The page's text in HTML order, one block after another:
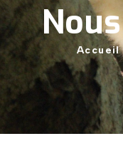
Nous
Accueil